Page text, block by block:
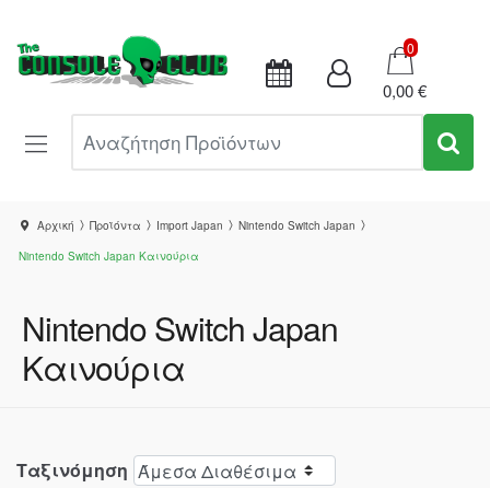
Καλάθι
0
0,00 €
Αρχική Προϊόντα Import Japan
Nintendo Switch Japan
Nintendo Switch Japan Καινούρια
Nintendo Switch Japan
Καινούρια
Ταξινόμηση